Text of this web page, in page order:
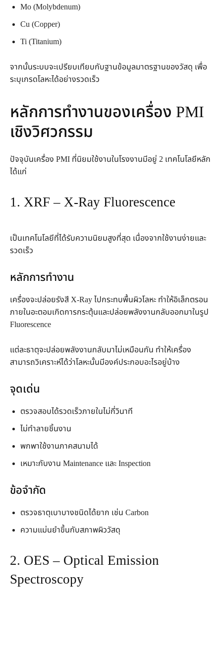
Mo (Molybdenum)
Cu (Copper)
Ti (Titanium)
จากนั้นระบบจะเปรียบเทียบกับฐานข้อมูลมาตรฐานของวัสดุ เพื่อ
ระบุเกรดโลหะได้อย่างรวดเร็ว
หลักการทำงานของเครื่อง PMI
เชิงวิศวกรรม
ปัจจุบันเครื่อง PMI ที่นิยมใช้งานในโรงงานมีอยู่ 2 เทคโนโลยีหลัก
ได้แก่
1. XRF – X-Ray Fluorescence
เป็นเทคโนโลยีที่ได้รับความนิยมสูงที่สุด เนื่องจากใช้งานง่ายและ
รวดเร็ว
หลักการทำงาน
เครื่องจะปล่อยรังสี X-Ray ไปกระทบพื้นผิวโลหะ ทำให้อิเล็กตรอน
ภายในอะตอมเกิดการกระตุ้นและปล่อยพลังงานกลับออกมาในรูป
Fluorescence
แต่ละธาตุจะปล่อยพลังงานกลับมาไม่เหมือนกัน ทำให้เครื่อง
สามารถวิเคราะห์ได้ว่าโลหะนั้นมีองค์ประกอบอะไรอยู่บ้าง
จุดเด่น
ตรวจสอบได้รวดเร็วภายในไม่กี่วินาที
ไม่ทำลายชิ้นงาน
พกพาใช้งานภาคสนามได้
เหมาะกับงาน Maintenance และ Inspection
ข้อจำกัด
ตรวจธาตุเบาบางชนิดได้ยาก เช่น Carbon
ความแม่นยำขึ้นกับสภาพผิววัสดุ
2. OES – Optical Emission
Spectroscopy